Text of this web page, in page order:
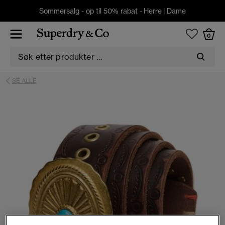
Sommersalg - op til 50% rabat - Herre | Dame
0
SE ALLE